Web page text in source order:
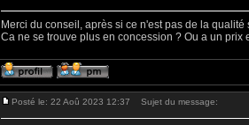
Merci du conseil, après si ce n'est pas de la
Ca ne se trouve plus en concession ? Ou a un prix
Posté le: 22 Aoû 2023 12:37 Sujet du message: